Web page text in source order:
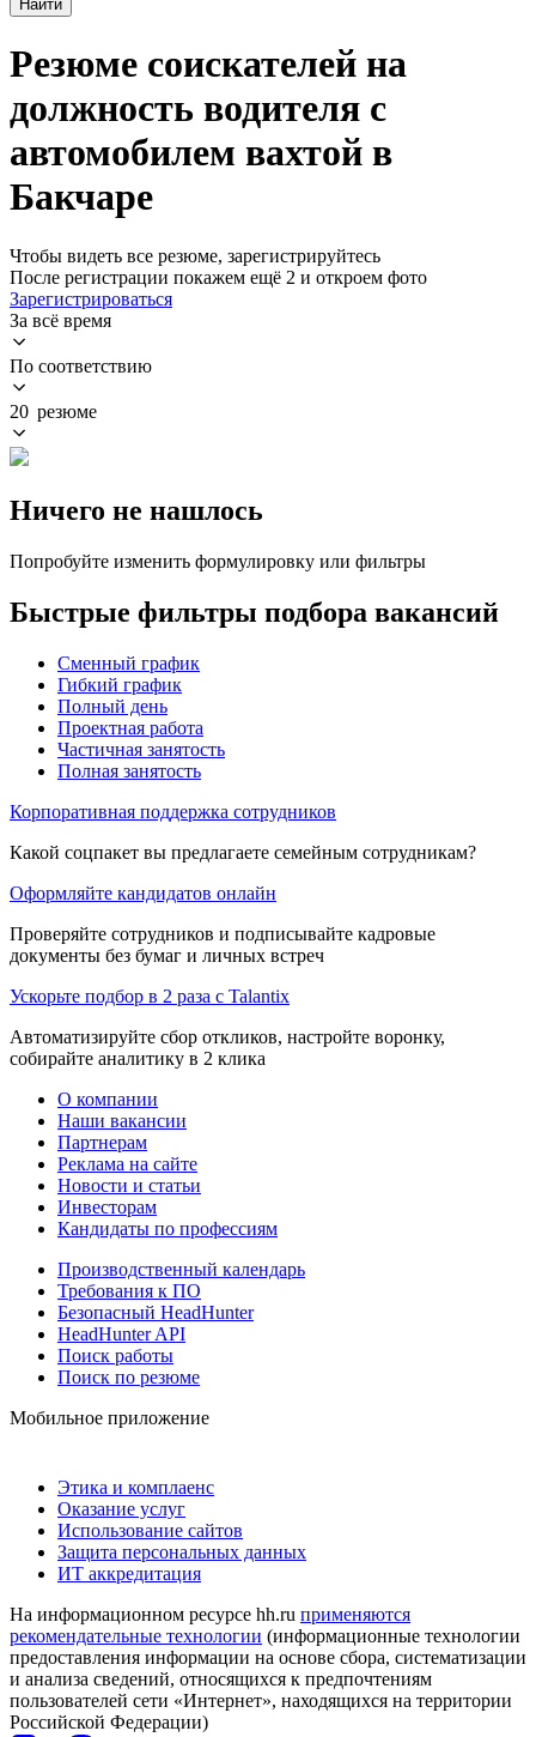
Найти
Резюме соискателей на
должность водителя с
автомобилем вахтой в
Бакчаре
Чтобы видеть все резюме, зарегистрируйтесь
После регистрации покажем ещё 2 и откроем фото
Зарегистрироваться
За всё время
По соответствию
20 резюме
Ничего не нашлось
Попробуйте изменить формулировку или фильтры
Быстрые фильтры подбора вакансий
Сменный график
Гибкий график
Полный день
Проектная работа
Частичная занятость
Полная занятость
Корпоративная поддержка сотрудников
Какой соцпакет вы предлагаете семейным сотрудникам?
Оформляйте кандидатов онлайн
Проверяйте сотрудников и подписывайте кадровые
документы без бумаг и личных встреч
Ускорьте подбор в 2 раза с Talantix
Автоматизируйте сбор откликов, настройте воронку,
собирайте аналитику в 2 клика
О компании
Наши вакансии
Партнерам
Реклама на сайте
Новости и статьи
Инвесторам
Кандидаты по профессиям
Производственный календарь
Требования к ПО
Безопасный HeadHunter
HeadHunter API
Поиск работы
Поиск по резюме
Мобильное приложение
Этика и комплаенс
Оказание услуг
Использование сайтов
Защита персональных данных
ИТ аккредитация
На информационном ресурсе hh.ru применяются
рекомендательные технологии (информационные технологии
предоставления информации на основе сбора, систематизации
и анализа сведений, относящихся к предпочтениям
пользователей сети «Интернет», находящихся на территории
Российской Федерации)